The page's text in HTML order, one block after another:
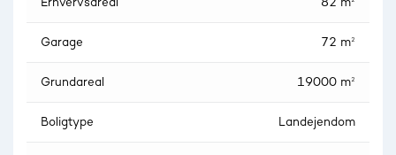
Erhvervsareal 82 m²
Garage 72 m²
Grundareal 19000 m²
Boligtype Landejendom